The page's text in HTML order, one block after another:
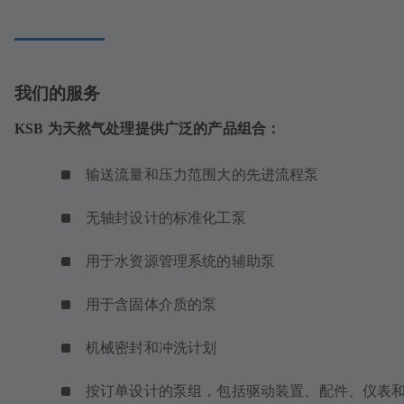
我们的服务
KSB 为天然气处理提供广泛的产品组合：
输送流量和压力范围大的先进流程泵
无轴封设计的标准化工泵
用于水资源管理系统的辅助泵
用于含固体介质的泵
机械密封和冲洗计划
按订单设计的泵组，包括驱动装置、配件、仪表